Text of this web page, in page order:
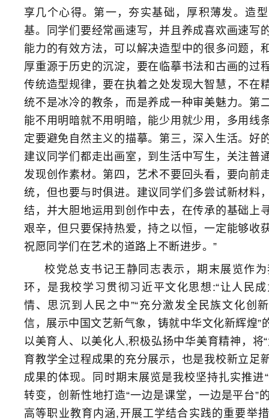
享几个心得。第一，夯实基础，厚积薄发。造
基。同学们要经常画速写，并且养成喜欢画速写
能力的有效方法，可以解决造型中的很多问题，
厚重源于历史的沉淀，要在临摹书法和古画的过
传统造型规律，要在执着之处发现大智慧，不在
统不是冰冷的教条，而是养成一种审美魅力。第
能不用明暗就不用明暗，能少用就少用，多用线
定要避免自然主义的描摹。第三，深入生活。好
建议同学们都走出画室，到生活中写生，关注普
发现创作素材。第四，艺术不要回头看，要向前
统，但也要与时俱进。建议同学们多尝试新材料
结，并大胆地运用到创作中去，在传承的基础上
艰辛，但只要保持热爱，持之以恒，一定能够收
祝愿同学们在艺术的道路上不断进步。”
校党总支书记王静同志表示，期末展览作
环，是我校学习贯彻习近平文化思想:“让人民
情、思沉到人民之中”“充分激发全民族文化创
信，展示中国文艺新气象，铸就中华文化新辉煌”
以美育人、以美化人,积极弘扬中华美育精神，将
育教学全过程成果的充分展示，也是我校新立足
成果的体现。同时期末展览是我校坚持扎实推进
转变，创新性地打造“一边是课堂，一边是平台”
高等职业教育内涵,开展工学结合实践的重要举